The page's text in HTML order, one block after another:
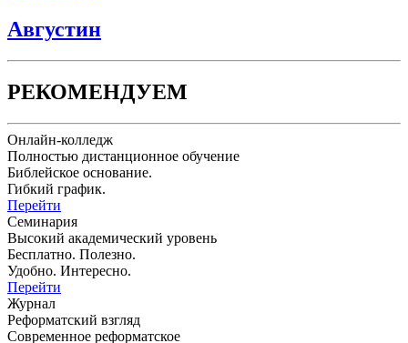
Августин
РЕКОМЕНДУЕМ
Онлайн-колледж
Полностью дистанционное обучение
Библейское основание.
Гибкий график.
Перейти
Семинария
Высокий академический уровень
Бесплатно. Полезно.
Удобно. Интересно.
Перейти
Журнал
Реформатский взгляд
Современное реформатское